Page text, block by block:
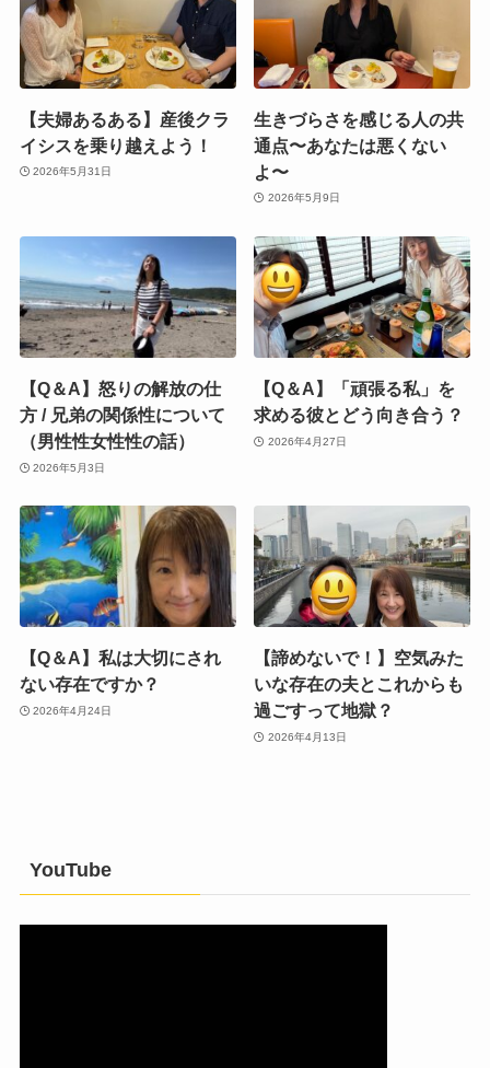
【夫婦あるある】産後クラ
イシスを乗り越えよう！
2026年5月31日
生きづらさを感じる人の共
通点〜あなたは悪くない
よ〜
2026年5月9日
【Q＆A】怒りの解放の仕
方 / 兄弟の関係性について
（男性性女性性の話）
2026年5月3日
【Q＆A】「頑張る私」を
求める彼とどう向き合う？
2026年4月27日
【Q＆A】私は大切にされ
ない存在ですか？
2026年4月24日
【諦めないで！】空気みた
いな存在の夫とこれからも
過ごすって地獄？
2026年4月13日
YouTube